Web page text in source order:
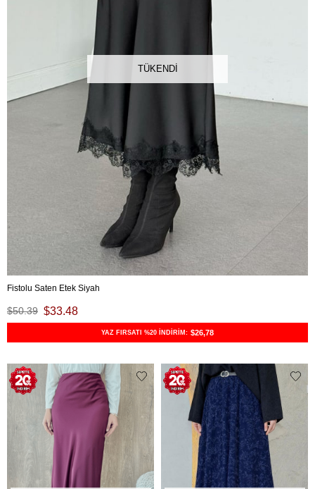
TÜKENDI
Fistolu Saten Etek Siyah
$33.48
$50.39
YAZ FIRSATI %20 İNDİRİM: $26,78